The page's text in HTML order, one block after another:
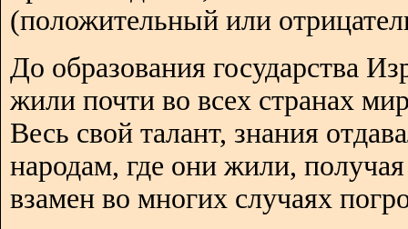
(положительный или
До образования государства
жили почти во всех странах
Весь свой талант, знания
народам, где они жили, получая
взамен во многих случаях